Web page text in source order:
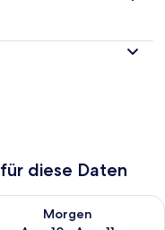
diese Daten
Nacht, Aug. 9 - Aug.
Morgen
die Verfügbarkeit